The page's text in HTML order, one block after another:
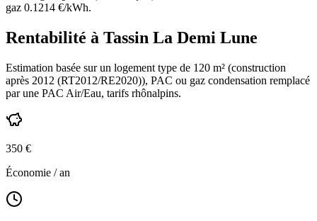
gaz 0.1214 €/kWh.
Rentabilité à Tassin La Demi Lune
Estimation basée sur un logement type de 120 m² (construction
après 2012 (RT2012/RE2020)), PAC ou gaz condensation remplacé
par une PAC Air/Eau, tarifs rhônalpins.
350 €
Économie / an